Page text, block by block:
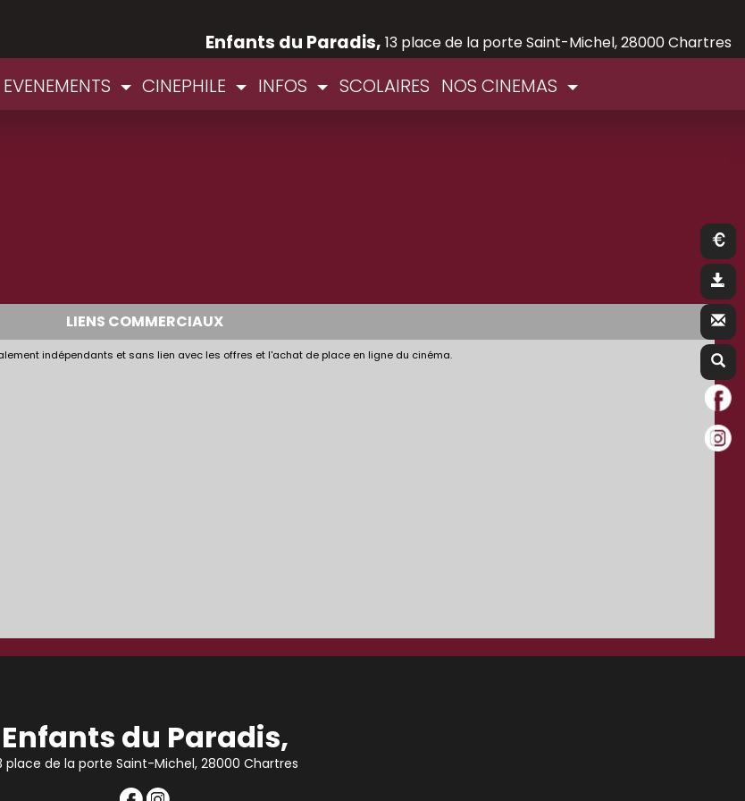
Enfants du Paradis, 13 place de la porte Saint-Michel, 28000 Chartres
EVENEMENTS CINEPHILE INFOS SCOLAIRES NOS CINEMAS
LIENS COMMERCIAUX
indépendants et sans lien avec les offres et l'achat de place en ligne du cinéma.
Enfants du Paradis,
place de la porte Saint-Michel, 28000 Chartres